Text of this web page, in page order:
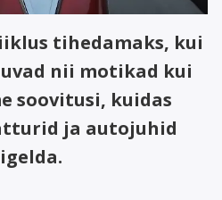
tihedamaks, kui
nii motikad kui
soovitusi, kuidas
ja autojuhid